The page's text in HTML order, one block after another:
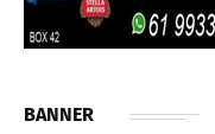
BANNER